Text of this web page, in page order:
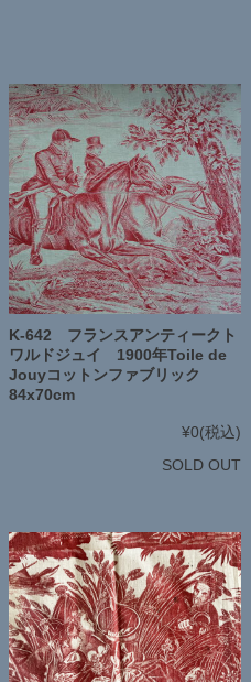
K-642 フランスアンティークト
ワルドジュイ 1900年Toile de
Jouyコットンファブリック
84x70cm
¥0(税込)
SOLD OUT